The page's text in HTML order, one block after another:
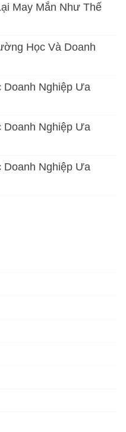
May Mắn Như Thế
Học Và Doanh
Nghiệp Ưa
Nghiệp Ưa
Nghiệp Ưa